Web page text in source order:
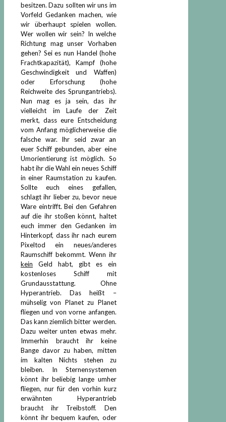
besitzen. Dazu sollten wir uns im
Vorfeld Gedanken machen, wie
wir überhaupt spielen wollen.
Wer wollen wir sein? In welche
Richtung mag unser Vorhaben
gehen? Sei es nun Handel (hohe
Frachtkapazität), Kampf (hohe
Geschwindigkeit und Waffen)
oder Erforschung (hohe
Reichweite des Sprungantriebs).
Nun mag es ja sein, das ihr
vielleicht im Laufe der Zeit
merkt, dass eure Entscheidung
vom Anfang möglicherweise die
falsche war. Ihr seid zwar an
euer Schiff gebunden, aber eine
Umorientierung ist möglich. So
habt ihr die Wahl ein neues Schiff
in einer Raumstation zu kaufen.
Sollte euch eines gefallen,
schlagt ihr lieber zu, bevor neue
Ware eintrifft. Bei den Gefahren
auf die ihr stoßen könnt, haltet
euch immer den Gedanken im
Hinterkopf, dass ihr nach eurem
Pixeltod ein neues/anderes
Raumschiff bekommt. Wenn ihr
kein Geld habt, gibt es ein
kostenloses Schiff mit
Grundausstattung. Ohne
Hyperantrieb. Das heißt –
mühselig von Planet zu Planet
fliegen und von vorne anfangen.
Das kann ziemlich bitter werden.
Dazu weiter unten etwas mehr.
Immerhin braucht ihr keine
Bange davor zu haben, mitten
im kalten Nichts stehen zu
bleiben. In Sternensystemen
könnt ihr beliebig lange umher
fliegen, nur für den vorhin kurz
erwähnten Hyperantrieb
braucht ihr Treibstoff. Den
könnt ihr bequem kaufen, oder